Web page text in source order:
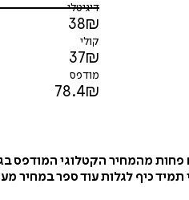
דיגיטלי
38₪
קולי
37₪
מודפס
78.4₪
פחות מהמחיר הקטלוגי המודפס
כיף לגלות עוד ספר במחיר